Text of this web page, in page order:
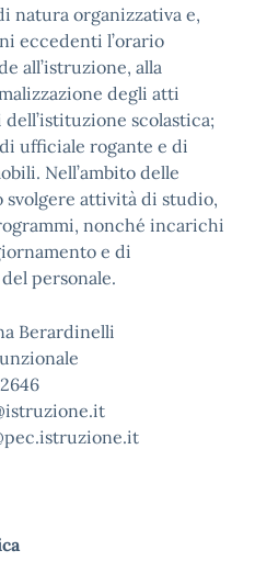
natura organizzativa e,
eccedenti l’orario
all’istruzione, alla
degli atti
scolastica;
ufficiale rogante e di
Nell’ambito delle
attività di studio,
nonché incarichi
e di
personale.
Berardinelli